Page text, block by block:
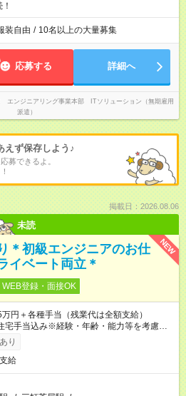
装自由 / 10名以上の大量募集
応募する 詳細へ
エンジニアリング事業本部 ITソリューション（無期雇用
派遣）
えず保存しよう♪
募できるよ。
掲載日：2026.08.06
未読
NEW
＊初級エンジニアのお仕
イベート両立＊
WEB登録・面接OK
円＋各種手当（残業代は全額支給）
宅手当込み※経験・年齢・能力等を考慮し
。★同一就業先で1年以上継続したら月1万
り
給